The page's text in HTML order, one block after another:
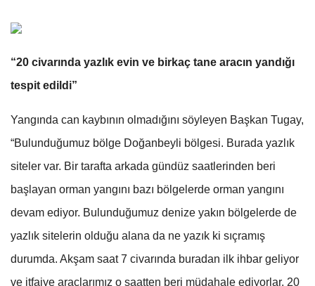
“20 civarında yazlık evin ve birkaç tane aracın yandığı
tespit edildi”
Yangında can kaybının olmadığını söyleyen Başkan Tugay,
“Bulunduğumuz bölge Doğanbeyli bölgesi. Burada yazlık
siteler var. Bir tarafta arkada gündüz saatlerinden beri
başlayan orman yangını bazı bölgelerde orman yangını
devam ediyor. Bulunduğumuz denize yakın bölgelerde de
yazlık sitelerin olduğu alana da ne yazık ki sıçramış
durumda. Akşam saat 7 civarında buradan ilk ihbar geliyor
ve itfaiye araçlarımız o saatten beri müdahale ediyorlar. 20